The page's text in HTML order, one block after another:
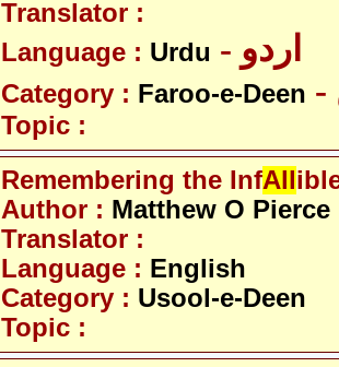
Translator :
Language : Urdu - اردو
Category : Faroo-e-Deen
Topic :
Remembering the InfAll
Author : Matthew O Pierce
Translator :
Language : English
Category : Usool-e-Deen
Topic :